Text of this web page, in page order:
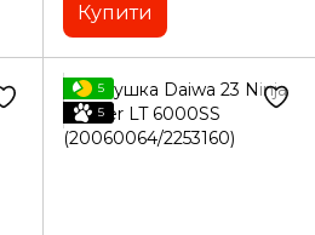
Купити
5
5